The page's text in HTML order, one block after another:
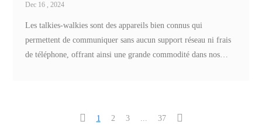
Dec 16 , 2024
Les talkies-walkies sont des appareils bien connus qui
permettent de communiquer sans aucun support réseau ni frais
de téléphone, offrant ainsi une grande commodité dans nos
 1 2 3 37 